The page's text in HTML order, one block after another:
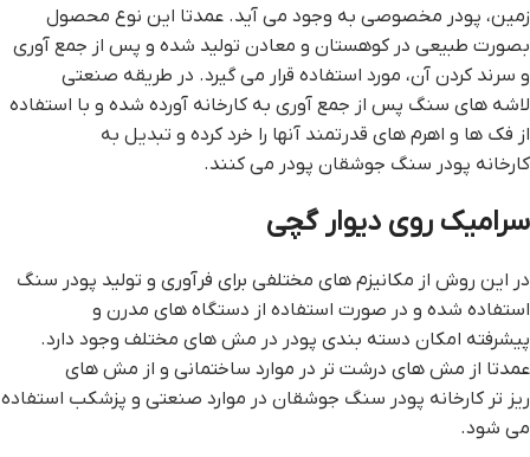
زمین، پودر مخصوصی به وجود می آید. عمدتا این نوع محصول
بصورت طبیعی در کوهستان و معادن تولید شده و پس از جمع آوری
و سرند کردن آن، مورد استفاده قرار می گیرد. در طریقه صنعتی
لاشه های سنگ پس از جمع آوری به کارخانه آورده شده و با استفاده
از فک ها و اهرم های قدرتمند آنها را خرد کرده و تبدیل به
کارخانه پودر سنگ جوشقان پودر می کنند.
سراميک روي ديوار گچي
در این روش از مکانیزم های مختلفی برای فرآوری و تولید پودر سنگ
استفاده شده و در صورت استفاده از دستگاه های مدرن و
پیشرفته امکان دسته بندی پودر در مش های مختلف وجود دارد.
عمدتا از مش های درشت تر در موارد ساختمانی و از مش های
ریز تر کارخانه پودر سنگ جوشقان در موارد صنعتی و پزشکب استفاده
می شود.